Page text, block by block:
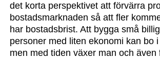
det korta perspektivet att förvärra
bostadsmarknaden såattfler
har bostadsbrist. Att bygga små
personer med liten ekonomi kan bo
men med tiden växer man och även